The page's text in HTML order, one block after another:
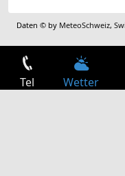
Daten © by MeteoSchweiz,
Tel Wetter